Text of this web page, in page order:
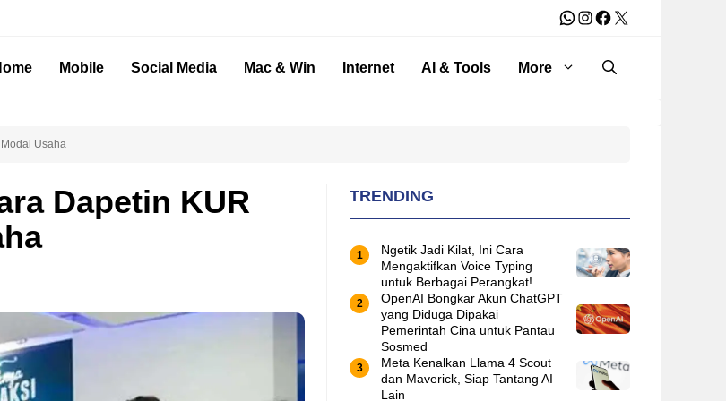
WhatsApp
Instagram
Facebook
X
Mobile Social Media Mac & Win Internet AI & Tools More
Usaha
Dapetin KUR
TRENDING
Ngetik Jadi Kilat, Ini Cara
Mengaktifkan Voice Typing
untuk Berbagai Perangkat!
OpenAI Bongkar Akun ChatGPT
yang Diduga Dipakai
Pemerintah Cina untuk Pantau
Sosmed
Meta Kenalkan Llama 4 Scout
dan Maverick, Siap Tantang AI
Lain